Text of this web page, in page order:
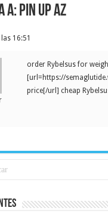
a: pin up az
16:51
order Rybelsus for
[url=https://
price[/url] cheap